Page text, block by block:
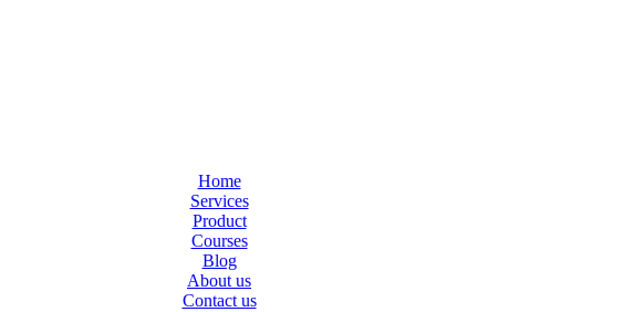
Home
Services
Product
Courses
Blog
About us
Contact us